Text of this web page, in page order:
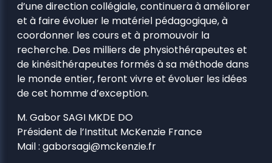
d’une direction collégiale, continuera à améliorer
et à faire évoluer le matériel pédagogique, à
coordonner les cours et à promouvoir la
recherche. Des milliers de physiothérapeutes et
de kinésithérapeutes formés à sa méthode dans
le monde entier, feront vivre et évoluer les idées
de cet homme d’exception.
M. Gabor SAGI MKDE DO
Président de l’Institut McKenzie France
Mail : gaborsagi@mckenzie.fr